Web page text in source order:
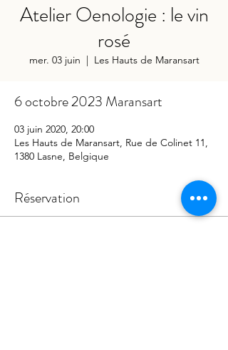
Atelier Oenologie : le vin
rosé
mer. 03 juin
  |
Les Hauts de Maransart
6 octobre 2023 Maransart
03 juin 2020, 20:00
Les Hauts de Maransart, Rue de Colinet 11,
1380 Lasne, Belgique
Réservation